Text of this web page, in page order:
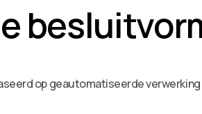
op geautomatiseerde